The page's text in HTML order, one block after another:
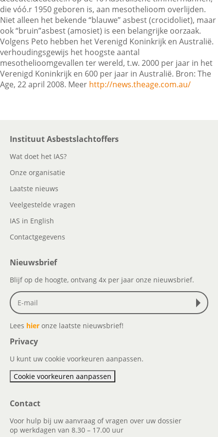
Contactgegevens
Zoeken
die vóó.r 1950 geboren is, aan mesothelioom overlijden.
Niet alleen het bekende “blauwe” asbest (crocidoliet), maar
ook “bruin”asbest (amosiet) is een belangrijke oorzaak.
Volgens Peto hebben het Verenigd Koninkrijk en Australië.
verhoudingsgewijs het hoogste aantal
mesothelioomgevallen ter wereld, t.w. 2000 per jaar in het
Verenigd Koninkrijk en 600 per jaar in Australië. Bron: The
Age, 22 april 2008. Meer http://news.theage.com.au/
Instituut Asbestslachtoffers
Wat doet het IAS?
Onze organisatie
Laatste nieuws
Veelgestelde vragen
IAS in English
Contactgegevens
Nieuwsbrief
Blijf op de hoogte, ontvang 4x per jaar onze nieuwsbrief.
Lees hier onze laatste nieuwsbrief!
Privacy
U kunt uw cookie voorkeuren aanpassen.
Cookie voorkeuren aanpassen
Contact
Voor hulp bij uw aanvraag of vragen over uw dossier
op werkdagen van 8.30 – 17.00 uur